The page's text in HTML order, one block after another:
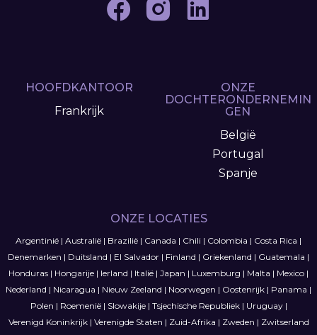
HOOFDKANTOOR
Frankrijk
ONZE
DOCHTERONDERNEMIN
GEN
België
Portugal
Spanje
ONZE LOCATIES
Argentinië | Australië | Brazilië | Canada | Chili | Colombia | Costa Rica |
Denemarken | Duitsland | El Salvador | Finland | Griekenland | Guatemala |
Honduras | Hongarije | Ierland | Italië | Japan | Luxemburg | Malta | Mexico |
Nederland | Nicaragua | Nieuw Zeeland | Noorwegen | Oostenrijk | Panama |
Polen | Roemenië| Slowakije| Tsjechische Republiek| Uruguay|
Verenigd Koninkrijk| Verenigde Staten | Zuid-Afrika | Zweden | Zwitserland